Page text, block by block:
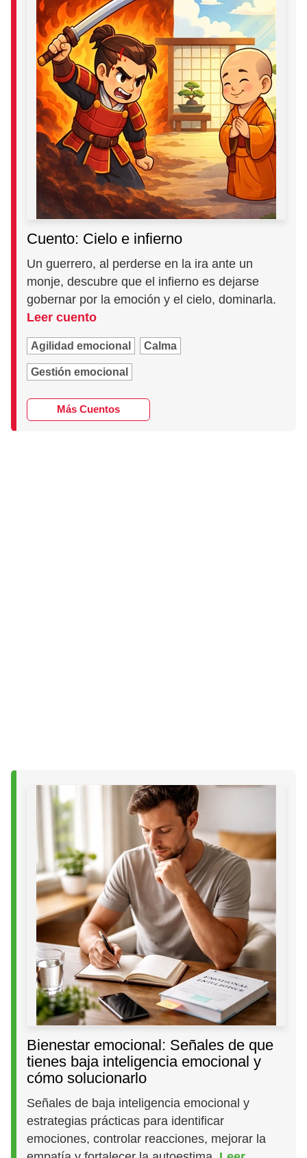
Cuento: Cielo e infierno
Un guerrero, al perderse en la ira ante un
monje, descubre que el infierno es dejarse
gobernar por la emoción y el cielo, dominarla.
Leer cuento
Agilidad emocional Calma
Gestión emocional
Más Cuentos
Bienestar emocional: Señales de que
tienes baja inteligencia emocional y
cómo solucionarlo
Señales de baja inteligencia emocional y
estrategias prácticas para identificar
emociones, controlar reacciones, mejorar la